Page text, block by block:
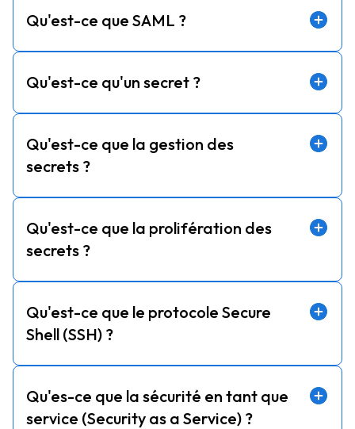
Qu'est-ce que SAML ?
Qu'est-ce qu'un secret ?
Qu'est-ce que la gestion des
secrets ?
Qu'est-ce que la prolifération des
secrets ?
Qu'est-ce que le protocole Secure
Shell (SSH) ?
Qu'es-ce que la sécurité en tant que
service (Security as a Service) ?